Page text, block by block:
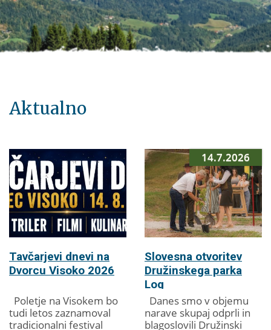
Aktualno
Tavčarjevi dnevi na
Dvorcu Visoko 2026
Poletje na Visokem bo
tudi letos zaznamoval
tradicionalni festival
14.7.2026
Slovesna otvoritev
Družinskega parka
Log
Danes smo v objemu
narave skupaj odprli in
blagoslovili Družinski